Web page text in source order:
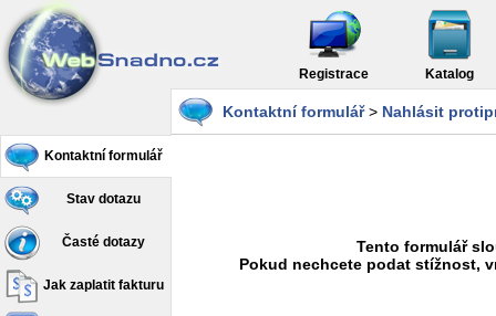
Registrace Katalog
Kontaktní formulář
Stav dotazu
Časté dotazy
Jak zaplatit fakturu
Kontaktní formulář> Nahlásit
Tento formulář
Pokud nechcete podat stížnost,